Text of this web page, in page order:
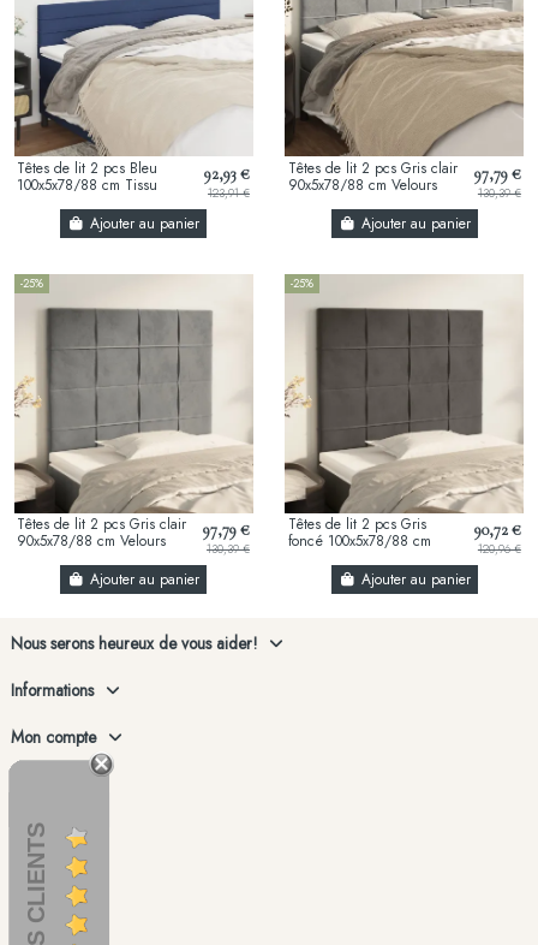
Têtes de lit 2 pcs Bleu
100x5x78/88 cm Tissu
92,93 €
123,91 €
Ajouter au panier
Têtes de lit 2 pcs Gris clair
90x5x78/88 cm Velours
97,79 €
130,39 €
Ajouter au panier
-25%
Têtes de lit 2 pcs Gris clair
90x5x78/88 cm Velours
97,79 €
130,39 €
Ajouter au panier
-25%
Têtes de lit 2 pcs Gris
foncé 100x5x78/88 cm
90,72 €
120,96 €
Ajouter au panier
Nous serons heureux de vous aider!
Informations
Mon compte
AVIS CLIENTS